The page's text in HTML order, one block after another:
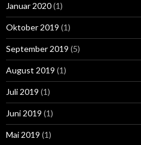
Januar 2020(1)
Oktober 2019 (1)
September 2019 (5)
August 2019 (1)
Juli 2019 (1)
Juni 2019 (1)
Mai 2019 (1)